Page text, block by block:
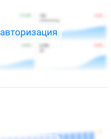
авторизация